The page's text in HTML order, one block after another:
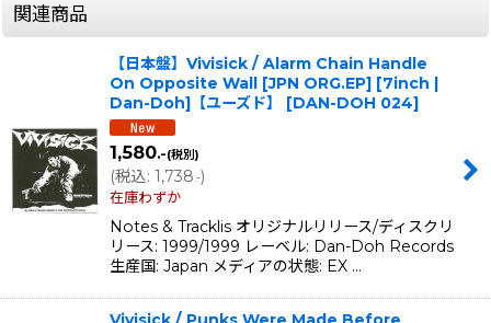
関連商品
【日本盤】Vivisick / Alarm Chain Handle
On Opposite Wall [JPN ORG.EP] [7inch |
Dan-Doh]【ユーズド】
[DAN-DOH 024]
1,580.-(税別)
(税込: 1,738.-)
在庫わずか
Notes & Tracklis オリジナルリリース/ディスクリ
リース: 1999/1999 レーベル: Dan-Doh Records
生産国: Japan メディアの状態: EX …